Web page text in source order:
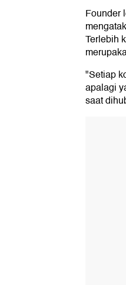
Founder
Terlebih
"Setiap
apalagi
saat